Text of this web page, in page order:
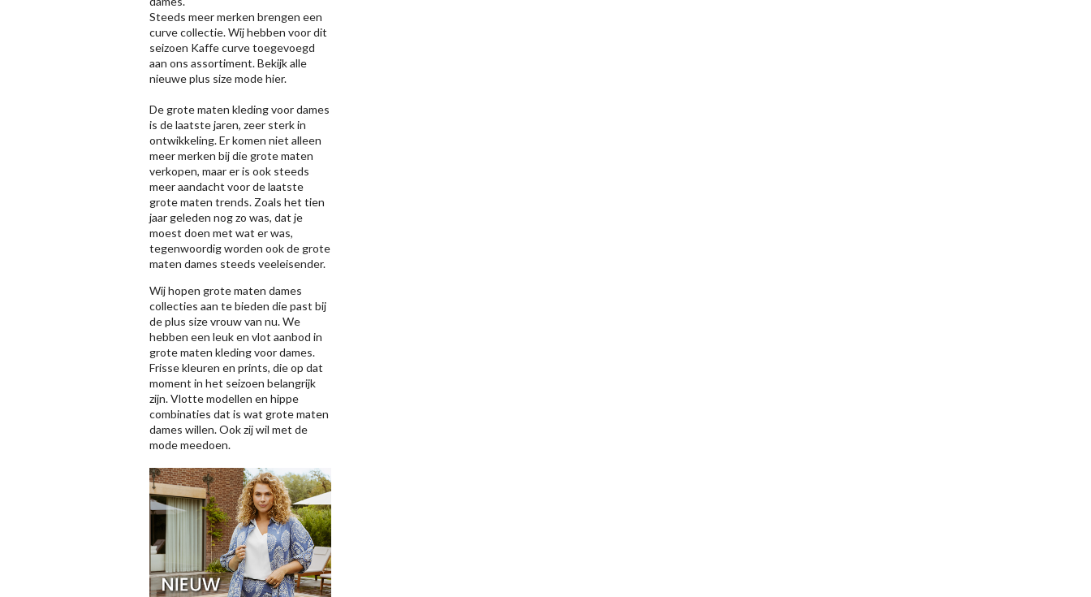
Steeds meer merken brengen een
curve collectie. Wij hebben voor dit
seizoen Kaffecurve toegevoegd
aan ons assortiment. Bekijk alle
nieuweplus size modehier.
De grote maten kleding voor dames
is de laatste jaren, zeer sterk in
ontwikkeling. Er komen niet alleen
meer merken bij die grote maten
verkopen, maar er is ook steeds
meer aandacht voor de laatste
grote maten trends. Zoals het tien
jaar geleden nog zo was, dat je
moest doen met wat er was,
tegenwoordig worden ook de grote
maten dames steeds veeleisender.
Wij hopen grote maten dames
collecties aan te bieden die past bij
de plus size vrouw van nu. We
hebben een leuk en vlot aanbod in
grote maten kleding voor dames.
Frisse kleuren en prints, die op dat
moment in het seizoen belangrijk
zijn. Vlotte modellen en hippe
combinaties dat is wat grote maten
dames willen. Ook zij wil met de
mode meedoen.